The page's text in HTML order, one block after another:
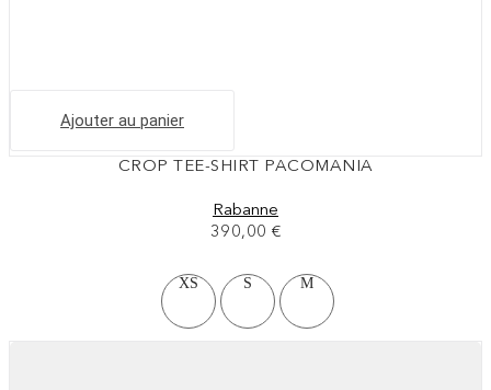
Ajouter au panier
CROP TEE-SHIRT PACOMANIA
Rabanne
390,00 €
XS S M